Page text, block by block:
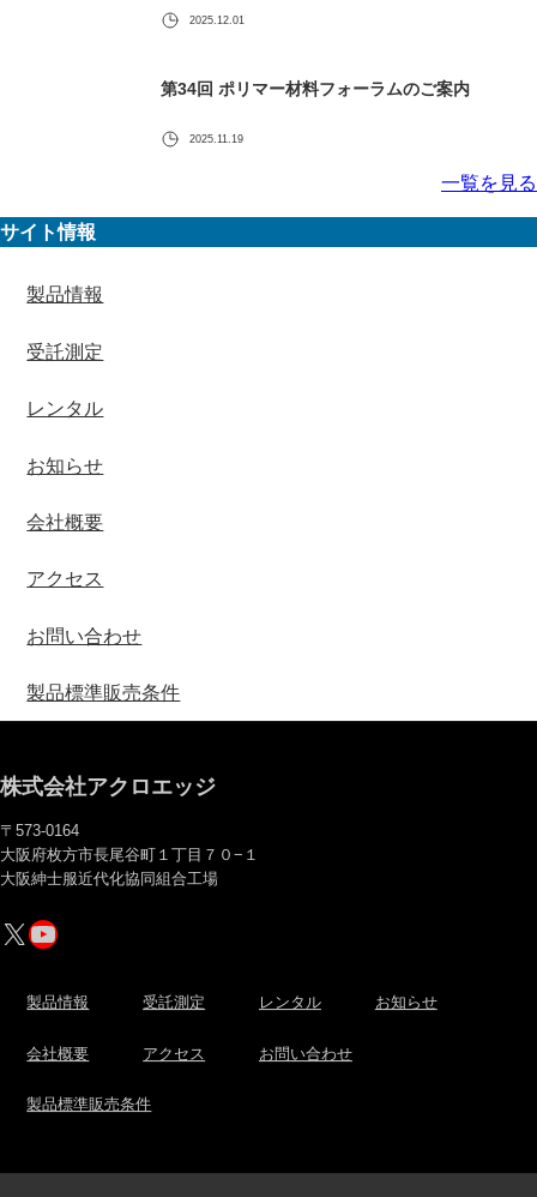
2025.12.01
第34回 ポリマー材料フォーラムのご案内
2025.11.19
一覧を見る
サイト情報
製品情報
受託測定
レンタル
お知らせ
会社概要
アクセス
お問い合わせ
製品標準販売条件
株式会社アクロエッジ
〒573-0164
大阪府枚方市長尾谷町１丁目７０−１
大阪紳士服近代化協同組合工場
X YouTube
製品情報 受託測定 レンタル お知らせ
会社概要 アクセス お問い合わせ
製品標準販売条件